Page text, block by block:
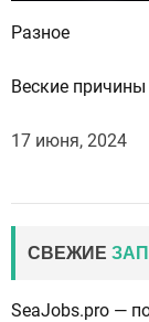
Разное
Веские
17 июня, 2024
СВЕЖИЕ
SeaJobs.pro —